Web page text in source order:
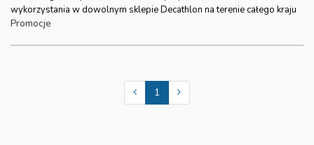
wykorzystania w dowolnym sklepie Decathlon na terenie całego kraju
Promocje
1